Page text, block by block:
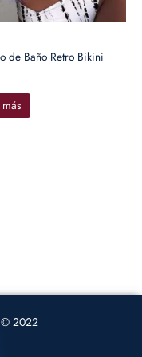
de Baño Retro Bikini
© 2022